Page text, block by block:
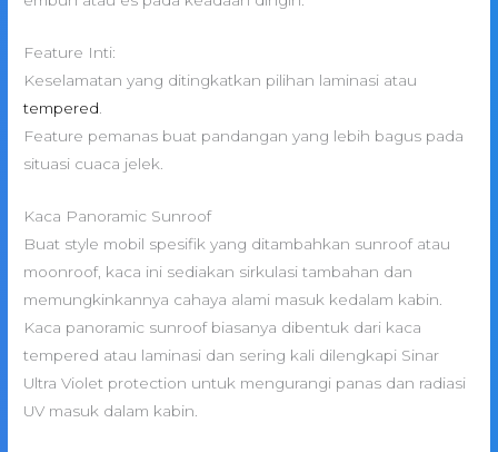
Feature Inti:
Keselamatan yang ditingkatkan pilihan laminasi atau
tempered
Feature pemanas buat pandangan yang lebih bagus pada
situasi cuaca jelek.
Kaca Panoramic Sunroof
Buat style mobil spesifik yang ditambahkan sunroof atau
moonroof, kaca ini sediakan sirkulasi tambahan dan
memungkinkannya cahaya alami masuk kedalam kabin.
Kaca panoramic sunroof biasanya dibentuk dari kaca
tempered atau laminasi dan sering kali dilengkapi Sinar
Ultra Violet protection untuk mengurangi panas dan radiasi
UV masuk dalam kabin.